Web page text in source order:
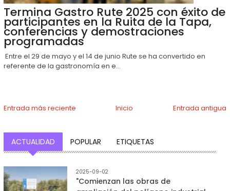
Termina Gastro Rute 2025 con éxito de
participantes en la Ruita de la Tapa,
conferencias y demostraciones
programadas
Entre el 29 de mayo y el 14 de junio Rute se ha convertido en
referente de la gastronomía en e...
Entrada más reciente Entrada antigua
Inicio
ACTUALIDAD POPULAR ETIQUETAS
2025-09-02
"Comienzan las obras de